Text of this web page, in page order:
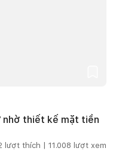
nhờ thiết kế mặt tiền
lượt thích | 11.008 lượt xem